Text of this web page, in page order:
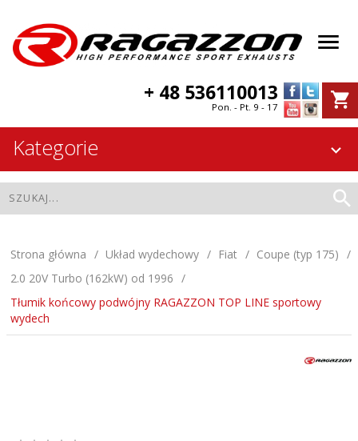
+ 48 536110013
Pon. - Pt. 9 - 17
Kategorie
Strona główna Układ wydechowy Fiat
Coupe (typ 175)
2.0 20V Turbo (162kW) od 1996
Tłumik końcowy podwójny RAGAZZON TOP LINE sportowy
wydech